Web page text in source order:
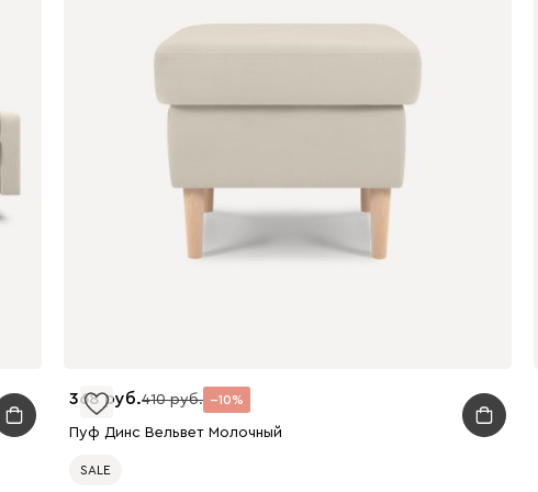
368 410 10
Пуф Динс Вельвет Молочный
SALE